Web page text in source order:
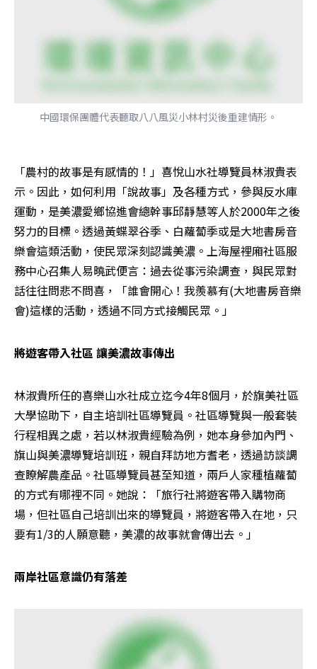
中國環保團體代表聽取八八風災小林村災後重建情形。
「農村的故事是有感情的！」喜悅山水社導覽員林淑貴表
示。因此，如何利用「說故事」及各種方式，參與反水庫
運動，是美濃愛鄉協進會總幹事邱靜慧等人於2000年之後
努力的目標。透過黃蝶翠谷季、白蘿蔔季或是大地書房音
樂會這類活動，使民眾深刻認識美濃。上海屋裡廂社區服
務中心召集人易曉武便言：過去從事污染調查，與民眾對
話往往問悲不問喜，「誰會開心！我羨慕有(大地書房音樂
會)這樣的活動，透過不同方式接觸民眾。」
將遊客帶入社區 讓美濃故事傳出
林淑貴所任的喜樂山水社成立迄今4年8個月，於旗美社區
大學協助下，自主培訓社區導覽員。社區導覽與一般套裝
行程相異之處，若以林淑貴經驗為例，她本身參加內門、
旗山與美濃導覽培訓班，親自拜訪地方耆老，透過訪談調
查瞭解農產品。社區導覽員甚至知道，兩戶人家種植蘿蔔
的方式有哪裡不同。她說：「旅行社將遊客帶入購物商
場，但社區自己培訓出來的導覽員，將遊客帶入在地，只
要有1/3的人願意聽，美濃的故事就會傳出去。」
兩岸社區意識仍有落差